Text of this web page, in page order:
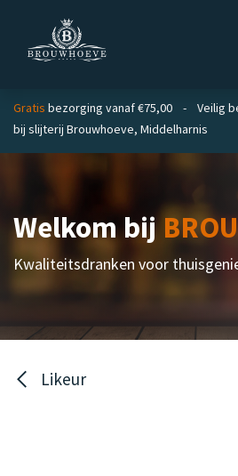
Gratis bezorging vanaf €75,00 - Veilig
bij slijterij Brouwhoeve, Middelharnis
Welkom bij
Kwaliteitsdranken voor
Likeur